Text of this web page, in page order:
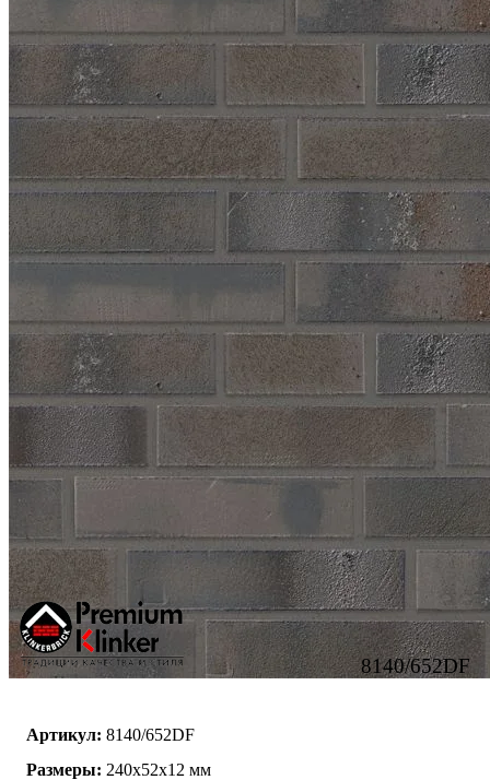
8140/652DF
Артикул: 8140/652DF
Размеры: 240x52x12 мм